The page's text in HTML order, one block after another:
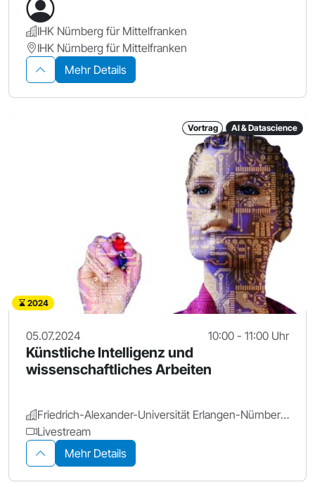
IHK Nürnberg für Mittelfranken
IHK Nürnberg für Mittelfranken
Mehr Details
Vortrag AI & Datascience
2024
05.07.2024 10:00 - 11:00 Uhr
Künstliche Intelligenz und
wissenschaftliches Arbeiten
Friedrich-Alexander-Universität Erlangen-Nürnberg.
Livestream
Mehr Details